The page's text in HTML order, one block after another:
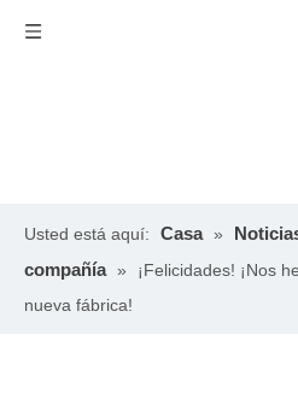
Usted está aquí: Casa »
compañía »
¡Felicidades! ¡Nos
nueva fábrica!